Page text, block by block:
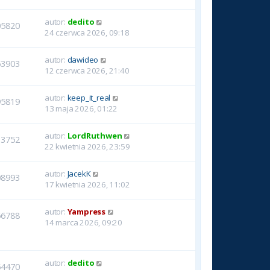
autor: dedito
24 czerwca 2026, 09:18
autor: dawideo
12 czerwca 2026, 21:40
autor: keep_it_real
13 maja 2026, 01:22
autor: LordRuthwen
22 kwietnia 2026, 23:59
autor: JacekK
17 kwietnia 2026, 11:02
autor: Yampress
14 marca 2026, 09:20
autor: dedito